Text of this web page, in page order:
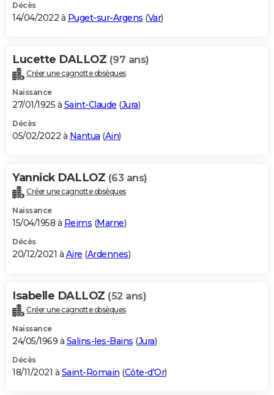
Décès
14/04/2022 à Puget-sur-Argens (Var)
Lucette DALLOZ (97 ans)
Créer une cagnotte obsèques
Naissance
27/01/1925 à Saint-Claude (Jura)
Décès
05/02/2022 à Nantua (Ain)
Yannick DALLOZ (63 ans)
Créer une cagnotte obsèques
Naissance
15/04/1958 à Reims (Marne)
Décès
20/12/2021 à Aire (Ardennes)
Isabelle DALLOZ (52 ans)
Créer une cagnotte obsèques
Naissance
24/05/1969 à Salins-les-Bains (Jura)
Décès
18/11/2021 à Saint-Romain (Côte-d'Or)